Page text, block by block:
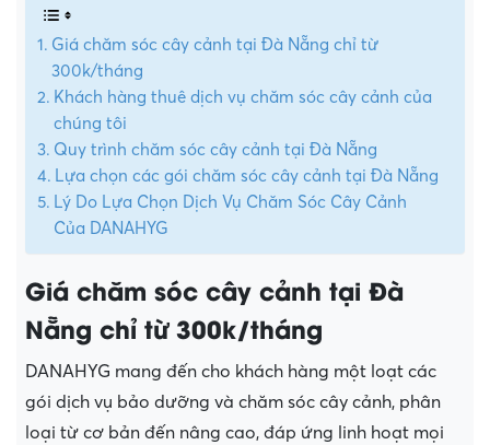
Giá chăm sóc cây cảnh tại Đà Nẵng chỉ từ
300k/tháng
Khách hàng thuê dịch vụ chăm sóc cây cảnh của
chúng tôi
Quy trình chăm sóc cây cảnh tại Đà Nẵng
Lựa chọn các gói chăm sóc cây cảnh tại Đà Nẵng
Lý Do Lựa Chọn Dịch Vụ Chăm Sóc Cây Cảnh
Của DANAHYG
Giá chăm sóc cây cảnh tại Đà
Nẵng chỉ từ 300k/tháng
DANAHYG mang đến cho khách hàng một loạt các
gói dịch vụ bảo dưỡng và chăm sóc cây cảnh, phân
loại từ cơ bản đến nâng cao, đáp ứng linh hoạt mọi